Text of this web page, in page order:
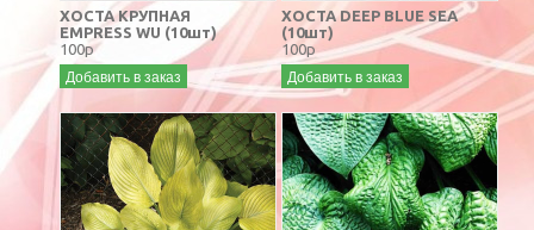
ХОСТА КРУПНАЯ
EMPRESS WU (10шт)
100р
Добавить в заказ
ХОСТА DEEP BLUE SEA
(10шт)
100р
Добавить в заказ